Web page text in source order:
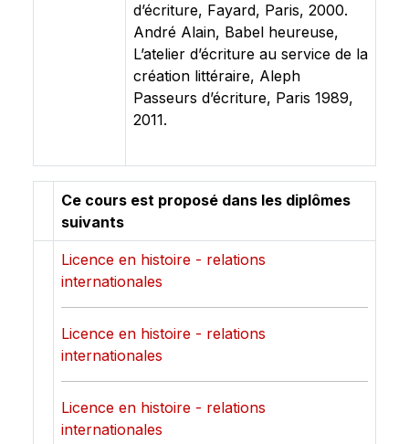
d’écriture, Fayard, Paris, 2000.
André Alain, Babel heureuse,
L’atelier d’écriture au service de la
création littéraire, Aleph
Passeurs d’écriture, Paris 1989,
2011.
Ce cours est proposé dans les diplômes
suivants
Licence en histoire - relations
internationales
Licence en histoire - relations
internationales
Licence en histoire - relations
internationales